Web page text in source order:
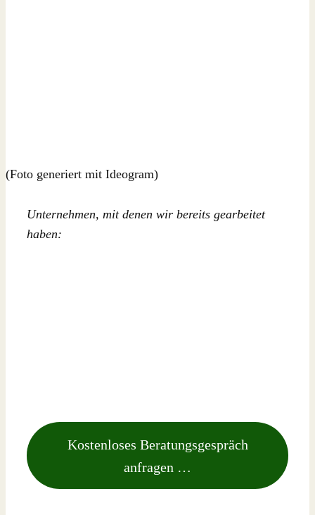
(Foto generiert mit Ideogram)
Unternehmen, mit denen wir bereits gearbeitet
haben:
Kostenloses Beratungsgespräch
anfragen …